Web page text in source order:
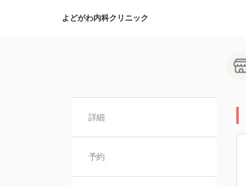
よどがわ内科クリニック
詳細
予約